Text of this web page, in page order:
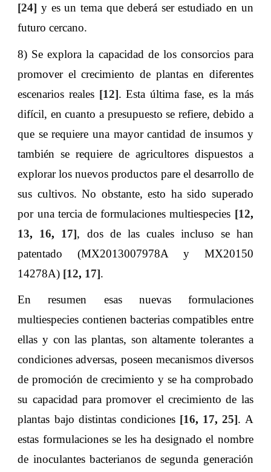
[24] y es un tema que deberá ser estudiado en un
futuro cercano.
8) Se explora la capacidad de los consorcios para
promover el crecimiento de plantas en diferentes
escenarios reales [12]. Esta última fase, es la más
difícil, en cuanto a presupuesto se refiere, debido a
que se requiere una mayor cantidad de insumos y
también se requiere de agricultores dispuestos a
explorar los nuevos productos pare el desarrollo de
sus cultivos. No obstante, esto ha sido superado
por una tercia de formulaciones multiespecies [12,
13, 16, 17], dos de las cuales incluso se han
patentado (MX2013007978A y MX20150
14278A) [12, 17].
En resumen esas nuevas formulaciones
multiespecies contienen bacterias compatibles entre
ellas y con las plantas, son altamente tolerantes a
condiciones adversas, poseen mecanismos diversos
de promoción de crecimiento y se ha comprobado
su capacidad para promover el crecimiento de las
plantas bajo distintas condiciones [16, 17,25]. A
estas formulaciones se les ha designado el nombre
de inoculantes bacterianos de segunda generación